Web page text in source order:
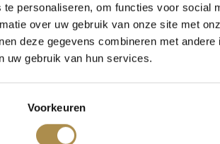
personaliseren, om functies voor social
over uw gebruik van onze site met
deze gegevens combineren met
uw gebruik van hun services.
Voorkeuren